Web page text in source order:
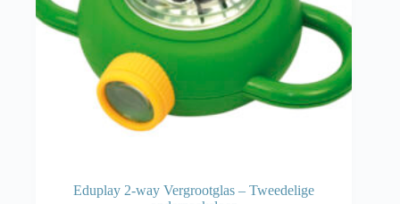
Eduplay 2-way Vergrootglas – Tweedelige